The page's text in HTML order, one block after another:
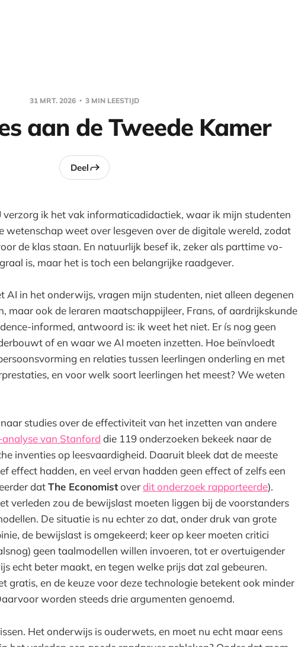
31 MRT. 2026 3 MIN LEESTIJD
aan de Tweede Kamer
Deel
verzorg ik het vak informaticadidactiek, waar ik mijn studenten
wetenschap weet over lesgeven over de digitale wereld, zodat
de klas staan. En natuurlijk besef ik, zeker als parttime vo-
is, maar het is toch een belangrijke raadgever.
AI in het onderwijs, vragen mijn studenten, niet alleen degenen
maar ook de leraren maatschappijleer, Frans, of aardrijkskunde
informed, antwoord is: ik weet het niet. Er ís nog geen
of en waar we AI moeten inzetten. Hoe beïnvloedt
en relaties tussen leerlingen onderling en met
en voor welk soort leerlingen het meest? We weten
studies over de effectiviteit van het inzetten van andere
van Stanford die 119 onderzoeken bekeek naar de
inventies op leesvaardigheid. Daaruit bleek dat de meeste
effect hadden, en veel ervan hadden geen effect of zelfs een
datThe Economistoverdit onderzoek rapporteerde).
verleden zou de bewijslast moeten liggen bij de voorstanders
De situatie is nu echter zo dat, onder druk van grote
de bewijslast is omgekeerd; keer op keer moeten critici
geen taalmodellen willen invoeren, tot er overtuigender
echt beter maakt, en tegen welke prijs dat zal gebeuren.
gratis, en de keuze voor deze technologie betekent ook minder
worden steeds drie argumenten genoemd.
Het onderwijs is ouderwets, en moet nu echt maar eens